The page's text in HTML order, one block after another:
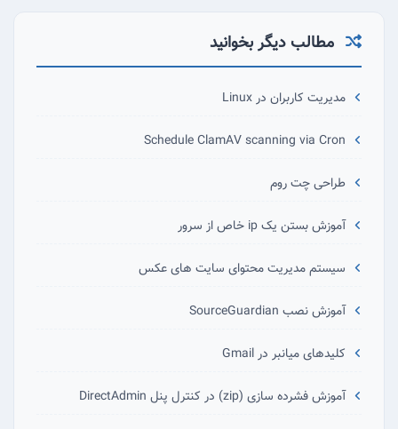
مطالب دیگر بخوانید
مدیریت کاربران در Linux
طراحی چت روم
آموزش بستن یک ip خاص از سرور
سیستم مدیریت محتوای سایت های عکس
آموزش نصب SourceGuardian
کلیدهای میانبر در Gmail
آموزش فشرده سازی (zip) در کنترل پنل DirectAdmin